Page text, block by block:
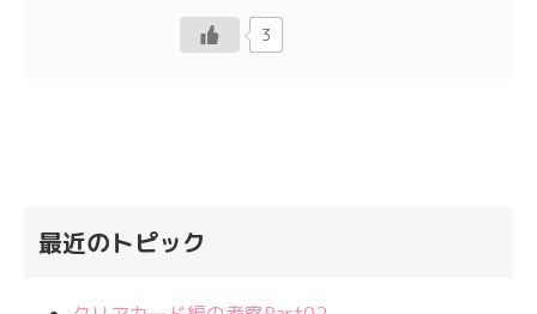
3
最近のトピック